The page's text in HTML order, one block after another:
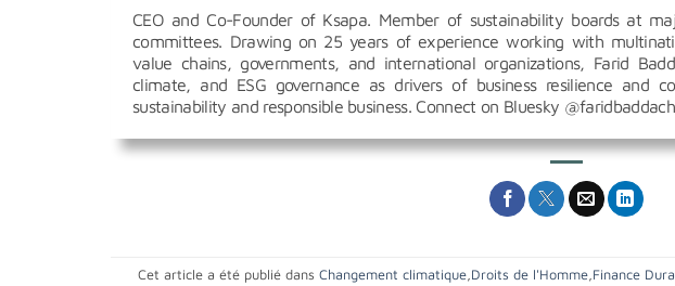
CEO and Co-Founder of Ksapa. Member of sustainability boards at
committees. Drawing on 25 years of experience working with
value chains, governments, and international organizations, Farid
climate, and ESG governance as drivers of business resilience and
sustainability and responsible business. Connect on Bluesky
Cet article a été publié dans Changement climatique,Droits de l'Homme,Finance